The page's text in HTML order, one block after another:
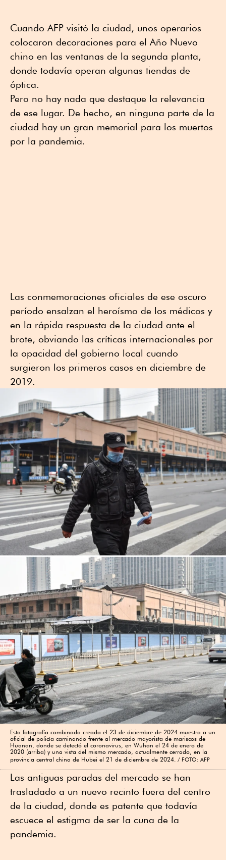
Cuando AFP visitó la ciudad, unos operarios
colocaron decoraciones para el Año Nuevo
chino en las ventanas de la segunda planta,
donde todavía operan algunas tiendas de
óptica.
Pero no hay nada que destaque la relevancia
de ese lugar. De hecho, en ninguna parte de la
ciudad hay un gran memorial para los muertos
por la pandemia.
Las conmemoraciones oficiales de ese oscuro
período ensalzan el heroísmo de los médicos y
en la rápida respuesta de la ciudad ante el
brote, obviando las críticas internacionales por
la opacidad del gobierno local cuando
surgieron los primeros casos en diciembre de
2019.
Esta fotografía combinada creada el 23 de diciembre de 2024 muestra a un
oficial de policía caminando frente al mercado mayorista de mariscos de
Huanan, donde se detectó el coronavirus, en Wuhan el 24 de enero de
2020 (arriba) y una vista del mismo mercado, actualmente cerrado, en la
provincia central china de Hubei el 21 de diciembre de 2024.
FOTO: AFP
Las antiguas paradas del mercado se han
trasladado a un nuevo recinto fuera del centro
de la ciudad, donde es patente que todavía
escuece el estigma de ser la cuna de la
pandemia.